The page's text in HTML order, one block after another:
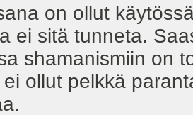
on ollut
ei sitä tunneta.
shamanismiin on
ollut pelkkä